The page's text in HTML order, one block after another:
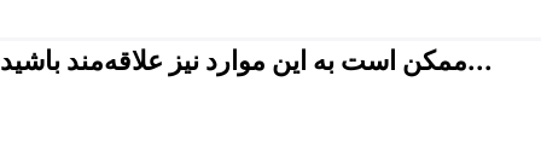
ممکن است به این موارد نیز علاقه‌مند باشید...